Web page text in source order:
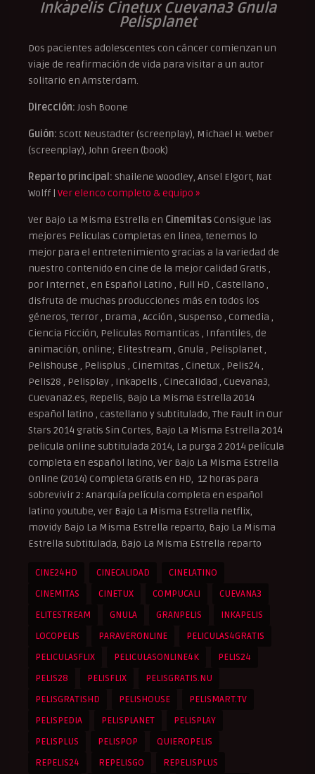
Inkapelis Cinetux Cuevana3 Gnula
Pelisplanet
Dos pacientes adolescentes con cáncer comienzan un
viaje de reafirmación de vida para visitar a un autor
solitario en Amsterdam.
Dirección: Josh Boone
Guión: Scott Neustadter (screenplay), Michael H. Weber
(screenplay), John Green (book)
Reparto principal: Shailene Woodley, Ansel Elgort, Nat
Wolff | Ver elenco completo & equipo »
Ver Bajo La Misma Estrella en Cinemitas Consigue las
mejores Peliculas Completas en linea, tenemos lo
mejor para el entretenimiento gracias a la variedad de
nuestro contenido en cine de la mejor calidad Gratis ,
por Internet , en Español Latino , Full HD , Castellano ,
disfruta de muchas producciones más en todos los
géneros, Terror , Drama , Acción , Suspenso , Comedia ,
Ciencia Ficción, Peliculas Romanticas , Infantiles, de
animación, online; Elitestream , Gnula , Pelisplanet ,
Pelishouse , Pelisplus , Cinemitas , Cinetux , Pelis24 ,
Pelis28 , Pelisplay , Inkapelis , Cinecalidad , Cuevana3,
Cuevana2.es, Repelis, Bajo La Misma Estrella 2014
español latino , castellano y subtitulado, The Fault in Our
Stars 2014 gratis Sin Cortes, Bajo La Misma Estrella 2014
pelicula online subtitulada 2014, La purga 2 2014 película
completa en español latino, Ver Bajo La Misma Estrella
Online (2014) Completa Gratis en HD, 12 horas para
sobrevivir 2: Anarquía película completa en español
latino youtube, ver Bajo La Misma Estrella netflix,
movidy Bajo La Misma Estrella reparto, Bajo La Misma
Estrella subtitulada, Bajo La Misma Estrella reparto
CINE24HD CINECALIDAD
CINELATINO
CINEMITAS
CINETUX COMPUCALI
CUEVANA3
ELITESTREAM
GNULA GRANPELIS
INKAPELIS
LOCOPELIS
PARAVERONLINE
PELICULAS4GRATIS
PELICULASFLIX
PELICULASONLINE4K
PELIS24
PELIS28
PELISFLIX
PELISGRATIS.NU
PELISGRATISHD
PELISHOUSE
PELISMART.TV
PELISPEDIA
PELISPLANET
PELISPLAY
PELISPLUS
PELISPOP
QUIEROPELIS
REPELIS24
REPELISGO REPELISPLUS